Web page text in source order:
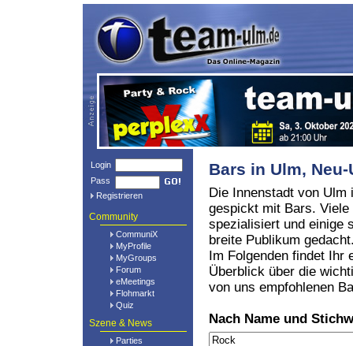
Login
Pass
Registrieren
Community
CommuniX
MyProfile
MyGroups
Forum
eMeetings
Flohmarkt
Quiz
Szene & News
Parties
Bars in Ulm,
Die Innenstadt von Ulm
gespickt mit Bars. Viele
spezialisiert und einige
breite Publikum
Im Folgenden findet Ihr
Überblick über die
von uns empfohlenen
Nach Name und